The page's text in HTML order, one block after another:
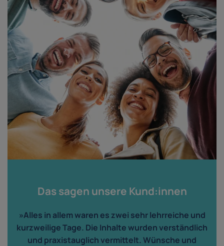
Das sagen unsere Kund:innen
»Alles in allem waren es zwei sehr lehrreiche und
kurzweilige Tage. Die Inhalte wurden verständlich
und praxistauglich vermittelt. Wünsche und